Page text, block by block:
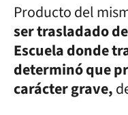
Producto del
ser trasladado
Escuela donde
determinó que
carácter grave,